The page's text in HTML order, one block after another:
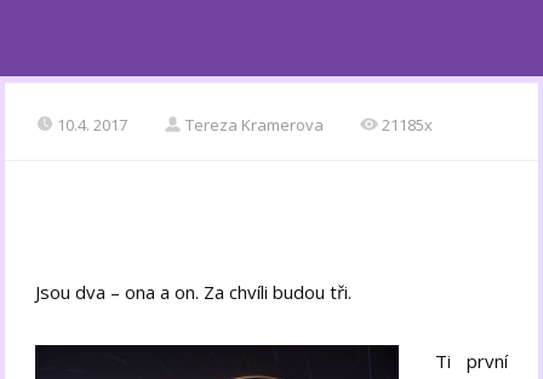
10.4. 2017 Tereza Kramerova 21185x
Jsou dva – ona a on. Za chvíli budou tři.
Ti první